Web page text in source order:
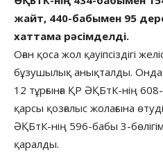
жайт, 440-бабымен 95
хаттама рәсімделді.
Оған қоса жол қауіпсіздігі
бұзушылық анықталды. Онда
12 тұрғынға ҚР ӘҚБтК-нің
қарсы қозғалыс жолағына
ӘҚБтК-нің 596-бабы 3-
қаралды.